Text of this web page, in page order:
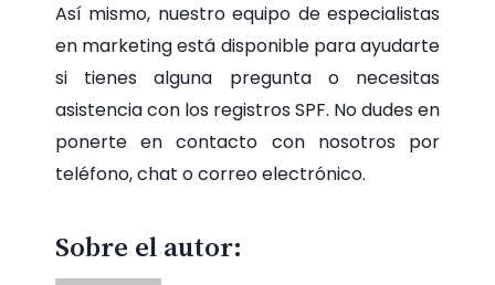
Así mismo, nuestro equipo de especialistas
en marketing está disponible para ayudarte
si tienes alguna pregunta o necesitas
asistencia con los registros SPF. No dudes en
ponerte en contacto con nosotros por
teléfono, chat o correo electrónico.
Sobre el autor: